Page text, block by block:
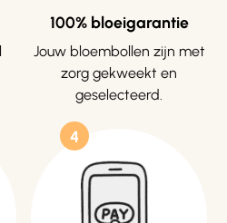
100% bloeigarantie
Jouw bloembollen zijn met
zorg gekweekt en
geselecteerd.
4